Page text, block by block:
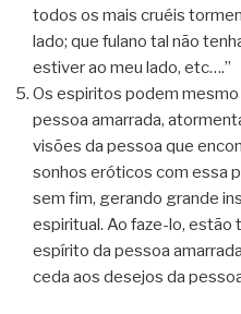
todos os mais cruéis
lado; que fulano tal não
estiver ao meu lado, etc….”
Os espiritos podem
pessoa amarrada,
visões da pessoa que
sonhos eróticos com essa
sem fim, gerando grande
espiritual. Ao faze-lo, estão
espírito da pessoa
ceda aos desejos da